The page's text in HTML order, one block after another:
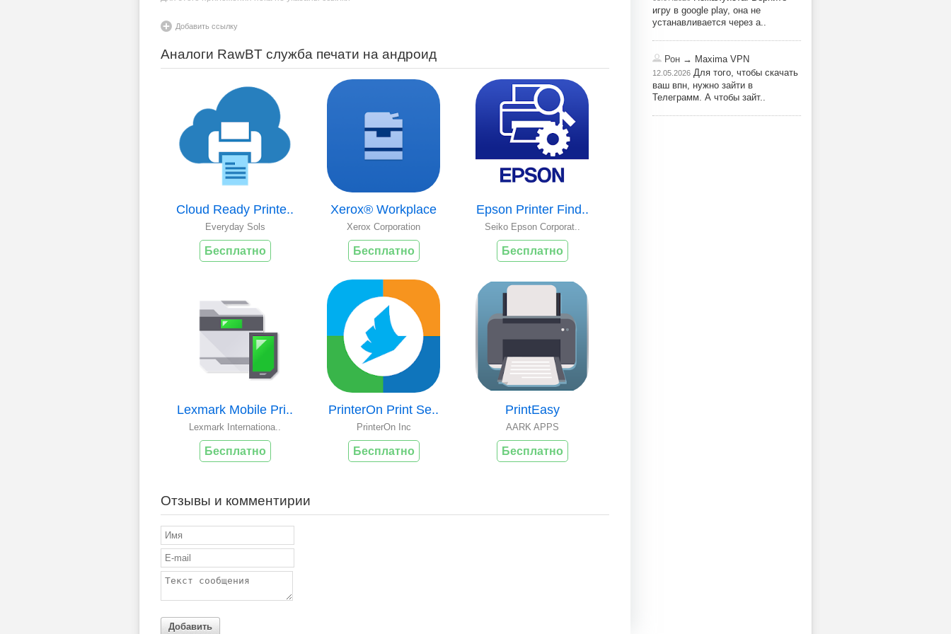
Добавить ссылку
Аналоги RawBT служба печати на андроид
Cloud Ready Printe..
Everyday Sols
Бесплатно
Xerox® Workplace
Xerox Corporation
Бесплатно
Epson Printer Find..
Seiko Epson Corporat..
Бесплатно
Lexmark Mobile Pri..
Lexmark Internationa..
Бесплатно
PrinterOn Print Se..
PrinterOn Inc
Бесплатно
PrintEasy
AARK APPS
Бесплатно
Отзывы и комментирии
Добавить
игру в google play, она не
устанавливается через a..
Рон → Maxima VPN
12.05.2026 Для того, чтобы скачать
ваш впн, нужно зайти в
Телеграмм. А чтобы зайт..